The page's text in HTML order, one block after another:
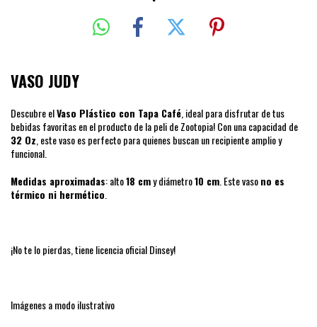
VASO JUDY
Descubre elVaso Plástico con Tapa Café , ideal para disfrutar de tus
bebidas favoritas en el producto de la peli de Zootopia! Con una capacidad de
32 Oz , este vaso es perfecto para quienes buscan un recipiente amplio y
funcional.
Medidas aproximadas: alto18 cmy diámetro10 cm . Este vasono es
térmico ni hermético
¡No te lo pierdas, tiene licencia oficial Dinsey!
Imágenes a modo ilustrativo